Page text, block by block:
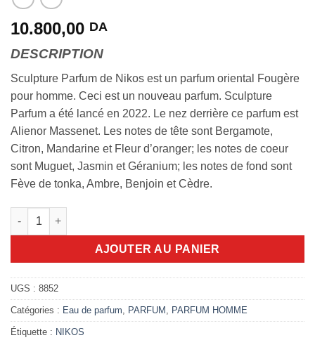
10.800,00 DA
DESCRIPTION
Sculpture Parfum de Nikos est un parfum oriental Fougère
pour homme. Ceci est un nouveau parfum. Sculpture
Parfum a été lancé en 2022. Le nez derrière ce parfum est
Alienor Massenet. Les notes de tête sont Bergamote,
Citron, Mandarine et Fleur d’oranger; les notes de coeur
sont Muguet, Jasmin et Géranium; les notes de fond sont
Fève de tonka, Ambre, Benjoin et Cèdre.
quantité de Nikos Sculpture Parfum 100ml
AJOUTER AU PANIER
UGS : 8852
Catégories : Eau de parfum PARFUM PARFUM HOMME
Étiquette : NIKOS